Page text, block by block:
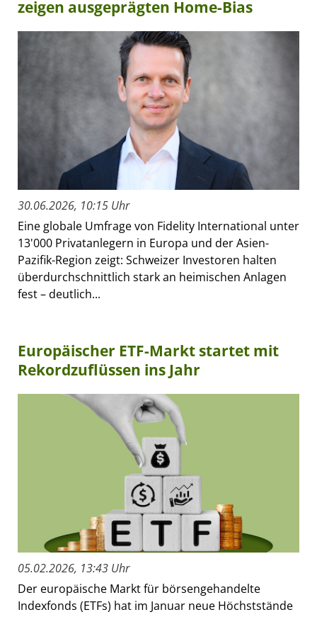
zeigen ausgeprägten Home-Bias
30.06.2026, 10:15 Uhr
Eine globale Umfrage von Fidelity International unter
13'000 Privatanlegern in Europa und der Asien-
Pazifik-Region zeigt: Schweizer Investoren halten
überdurchschnittlich stark an heimischen Anlagen
fest – deutlich...
Europäischer ETF-Markt startet mit
Rekordzuflüssen ins Jahr
05.02.2026, 13:43 Uhr
Der europäische Markt für börsengehandelte
Indexfonds (ETFs) hat im Januar neue Höchststände